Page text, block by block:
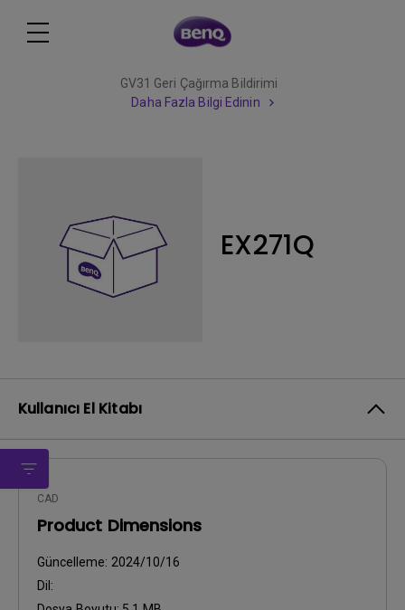
GV31 Geri Çağırma Bildirimi
Daha Fazla Bilgi Edinin
EX271Q
Kullanıcı El Kitabı
CAD
Product Dimensions
Güncelleme: 2024/10/16
Dil: